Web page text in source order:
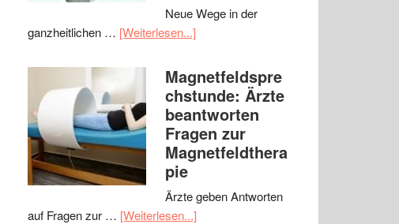
Neue Wege in der
ganzheitlichen … [Weiterlesen...]
Magnetfeldspre
chstunde: Ärzte
beantworten
Fragen zur
Magnetfeldthera
pie
Ärzte geben Antworten
auf Fragen zur … [Weiterlesen...]